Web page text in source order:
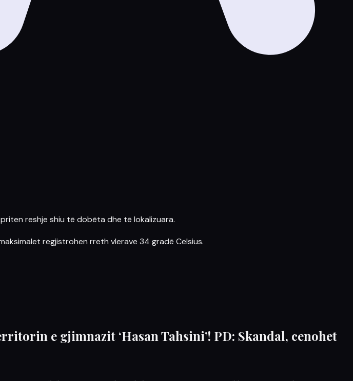
reshje shiu të dobëta dhe të lokalizuara.
regjistrohen rreth vlerave 34 gradë Celsius.
e gjimnazit ‘Hasan Tahsini’! PD: Skandal, cenohet